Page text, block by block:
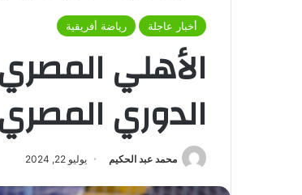
أخبار عاجلة رياضة أفريقية
الأهلي
الدوري
محمد عبد الحكيم يوليو 22, 2024